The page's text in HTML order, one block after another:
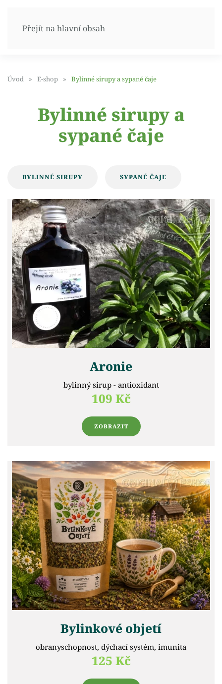
Přejít na hlavní obsah
Úvod E-shop Bylinné sirupy a sypané čaje
Bylinné sirupy a
sypané čaje
BYLINNÉ SIRUPY SYPANÉ ČAJE
Aronie
bylinný sirup - antioxidant
109 Kč
ZOBRAZIT
Bylinkové objetí
obranyschopnost, dýchací systém, imunita
125 Kč